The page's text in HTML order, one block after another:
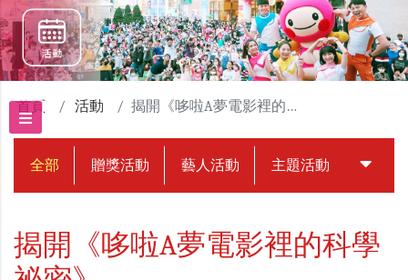
首頁 活動 揭開《哆啦A夢電影裡的科學祕密》
全部 贈獎活動 藝人活動 主題活動 中獎名
揭開《哆啦A夢電影裡的科學